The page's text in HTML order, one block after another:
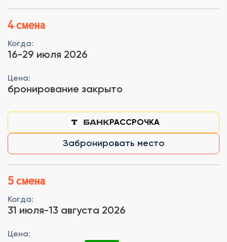
4 смена
Когда:
16-29 июля 2026
Цена:
бронирование закрыто
РАССРОЧКА
Забронировать место
5 смена
Когда:
31 июля-13 августа 2026
Цена: